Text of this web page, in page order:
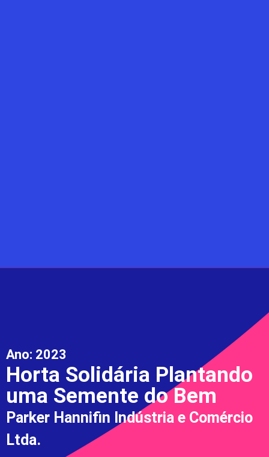
Ano: 2023
Horta Solidária Plantando
uma Semente do Bem
Parker Hannifin Indústria e Comércio
Ltda.